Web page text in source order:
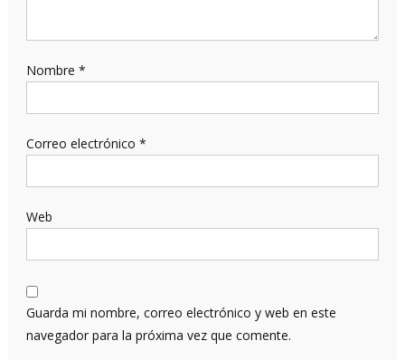
Nombre *
Correo electrónico *
Web
Guarda mi nombre, correo electrónico y web en este
navegador para la próxima vez que comente.